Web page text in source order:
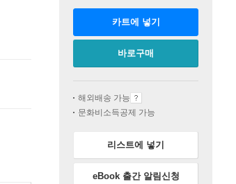
카트에 넣기
바로구매
해외배송 가능
문화비소득공제 가능
리스트에 넣기
eBook 출간 알림신청